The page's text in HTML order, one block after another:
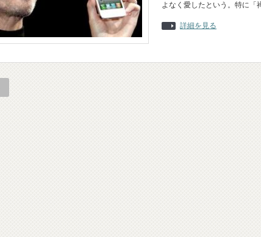
よなく愛したという。特に「
詳細を見る